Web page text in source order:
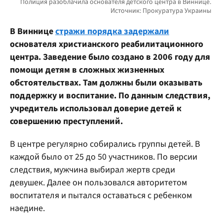
В Винницестражи порядка задержали
основателя христианского реабилитационного
центра. Заведение было создано в 2006 году для
помощи детям в сложных жизненных
обстоятельствах. Там должны были оказывать
поддержку и воспитание. По данным следствия,
учредитель использовал доверие детей к
совершению преступлений.
В центре регулярно собирались группы детей. В
каждой было от 25 до 50 участников. По версии
следствия, мужчина выбирал жертв среди
девушек. Далее он пользовался авторитетом
воспитателя и пытался оставаться с ребенком
наедине.